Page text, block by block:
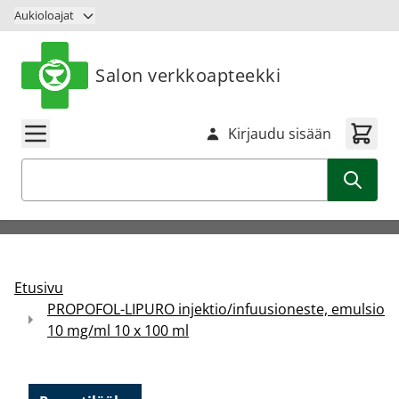
Siirry sisältöön
Aukioloajat
Salon verkkoapteekki
Kirjaudu sisään
Etusivu
PROPOFOL-LIPURO injektio/infuusioneste, emulsio
10 mg/ml 10 x 100 ml